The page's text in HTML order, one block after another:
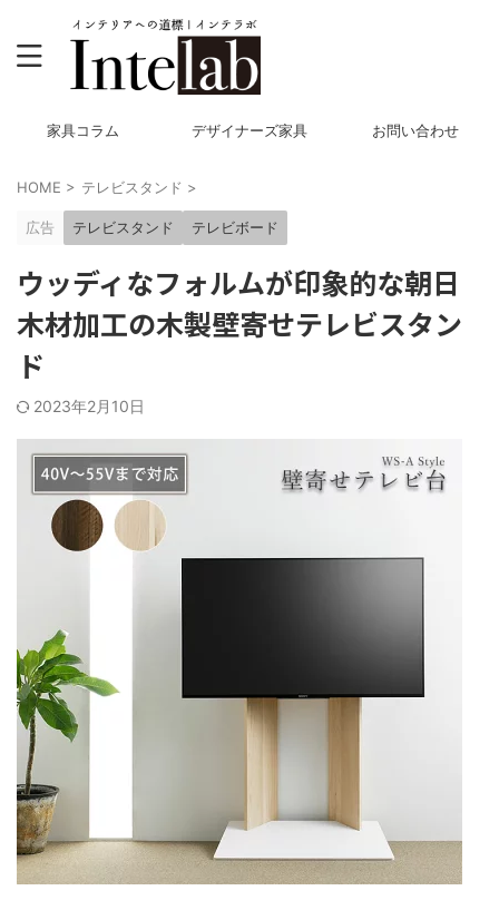
家具コラム デザイナーズ家具 お問い合わせ
HOME > テレビスタンド >
広告 テレビスタンド テレビボード
ウッディなフォルムが印象的な朝日
木材加工の木製壁寄せテレビスタン
ド
2023年2月10日